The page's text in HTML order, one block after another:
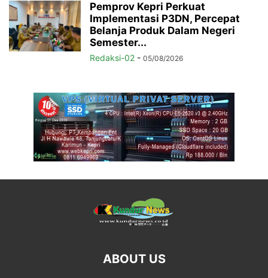
Pemprov Kepri Perkuat
Implementasi P3DN, Percepat
Belanja Produk Dalam Negeri
Semester...
Redaksi-02 - 05/08/2026
ABOUT US